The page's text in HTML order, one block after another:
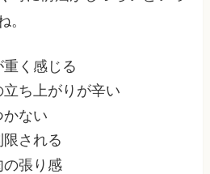
。
く感じる
ち上がりが辛い
かない
される
の張り感